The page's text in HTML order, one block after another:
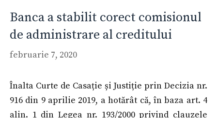
Banca a stabilit corect comisionul
de administrare al creditului
februarie 7, 2020
Înalta Curte de Casație și Justiție prin Decizia nr.
916 din 9 aprilie 2019, a hotărât că, în baza art. 4
alin. 1 din Legea nr. 193/2000 privind clauzele